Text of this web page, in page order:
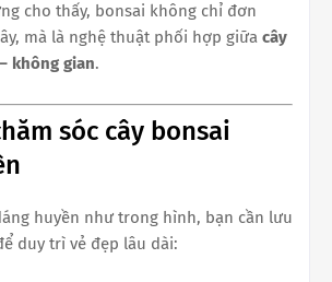
cho thấy, bonsai không chỉ đơn
mà là nghệ thuật phối hợp giữa cây
không gian.
sóc cây bonsai
huyền như trong hình, bạn cần lưu
duy trì vẻ đẹp lâu dài: